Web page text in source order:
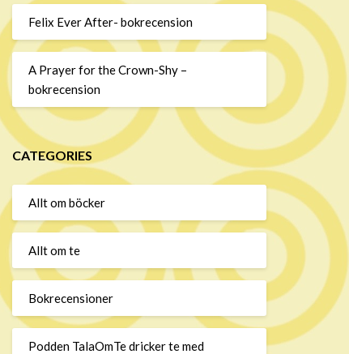
Felix Ever After- bokrecension
A Prayer for the Crown-Shy –
bokrecension
CATEGORIES
Allt om böcker
Allt om te
Bokrecensioner
Podden TalaOmTe dricker te med